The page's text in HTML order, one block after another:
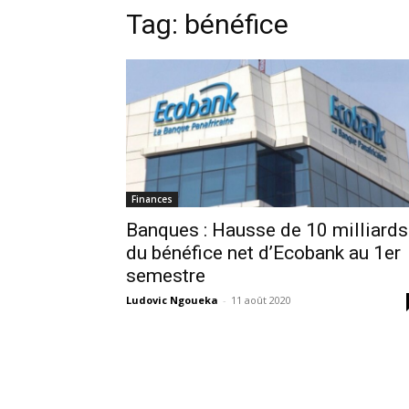
Tag: bénéfice
Finances
Banques : Hausse de 10 milliards
du bénéfice net d’Ecobank au 1er
semestre
Ludovic Ngoueka - 11 août 2020